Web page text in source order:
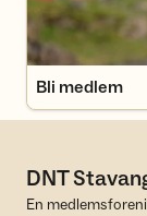
Bli medlem
DNT
En